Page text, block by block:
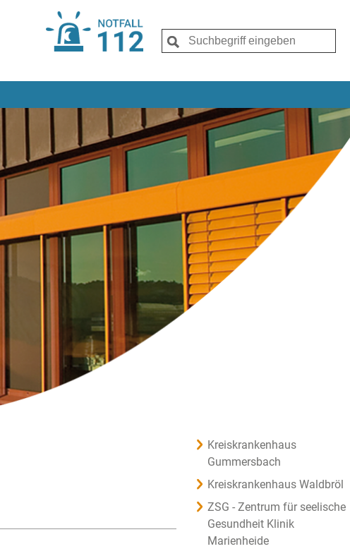
Kreiskrankenhaus
Gummersbach
Kreiskrankenhaus Waldbröl
ZSG - Zentrum für seelische
Gesundheit Klinik
Marienheide